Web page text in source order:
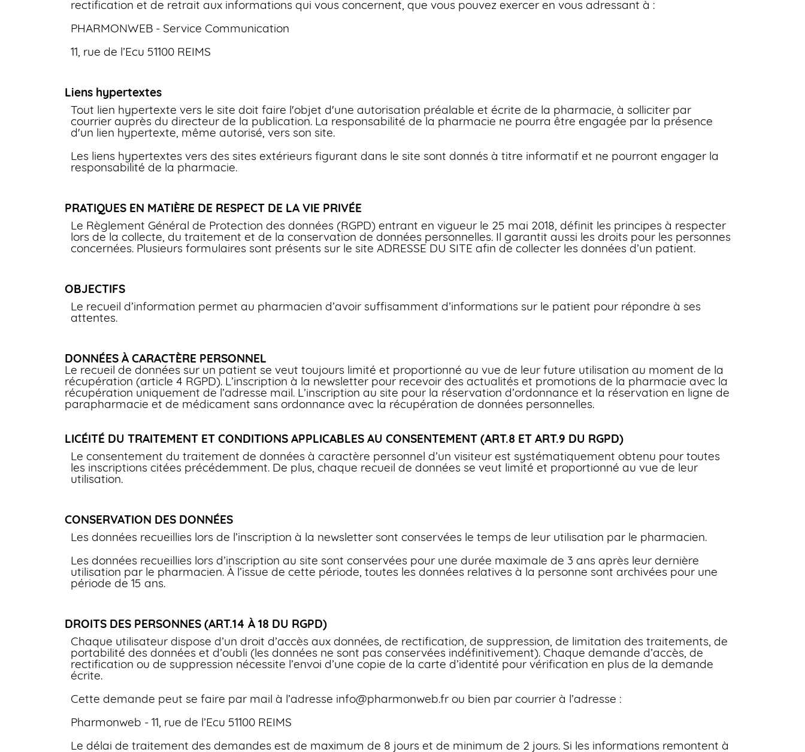
rectification et de retrait aux informations qui vous concernent, que vous pouvez exercer en vous adressant à :
PHARMONWEB - Service Communication
11, rue de l’Ecu 51100 REIMS
Liens hypertextes
Tout lien hypertexte vers le site doit faire l'objet d'une autorisation préalable et écrite de la pharmacie, à solliciter par
courrier auprès du directeur de la publication. La responsabilité de la pharmacie ne pourra être engagée par la présence
d'un lien hypertexte, même autorisé, vers son site.
Les liens hypertextes vers des sites extérieurs figurant dans le site sont donnés à titre informatif et ne pourront engager la
responsabilité de la pharmacie.
PRATIQUES EN MATIÈRE DE RESPECT DE LA VIE PRIVÉE
Le Règlement Général de Protection des données (RGPD) entrant en vigueur le 25 mai 2018, définit les principes à respecter
lors de la collecte, du traitement et de la conservation de données personnelles. Il garantit aussi les droits pour les personnes
concernées. Plusieurs formulaires sont présents sur le site ADRESSE DU SITE afin de collecter les données d’un patient.
OBJECTIFS
Le recueil d’information permet au pharmacien d’avoir suffisamment d’informations sur le patient pour répondre à ses
attentes.
DONNÉES À CARACTÈRE PERSONNEL
Le recueil de données sur un patient se veut toujours limité et proportionné au vue de leur future utilisation au moment de la
récupération (article 4 RGPD). L’inscription à la newsletter pour recevoir des actualités et promotions de la pharmacie avec la
récupération uniquement de l’adresse mail. L’inscription au site pour la réservation d’ordonnance et la réservation en ligne de
parapharmacie et de médicament sans ordonnance avec la récupération de données personnelles.
LICÉITÉ DU TRAITEMENT ET CONDITIONS APPLICABLES AU CONSENTEMENT (ART.8 ET ART.9 DU RGPD)
Le consentement du traitement de données à caractère personnel d’un visiteur est systématiquement obtenu pour toutes
les inscriptions citées précédemment. De plus, chaque recueil de données se veut limité et proportionné au vue de leur
utilisation.
CONSERVATION DES DONNÉES
Les données recueillies lors de l’inscription à la newsletter sont conservées le temps de leur utilisation par le pharmacien.
Les données recueillies lors d’inscription au site sont conservées pour une durée maximale de 3 ans après leur dernière
utilisation par le pharmacien. À l’issue de cette période, toutes les données relatives à la personne sont archivées pour une
période de 15 ans.
DROITS DES PERSONNES (ART.14 À 18 DU RGPD)
Chaque utilisateur dispose d’un droit d’accès aux données, de rectification, de suppression, de limitation des traitements, de
portabilité des données et d’oubli (les données ne sont pas conservées indéfinitivement). Chaque demande d’accès, de
rectification ou de suppression nécessite l’envoi d’une copie de la carte d’identité pour vérification en plus de la demande
écrite.
Cette demande peut se faire par mail à l’adresse info@pharmonweb.fr ou bien par courrier à l’adresse :
Pharmonweb - 11, rue de l’Ecu 51100 REIMS
Le délai de traitement des demandes est de maximum de 8 jours et de minimum de 2 jours. Si les informations remontent à